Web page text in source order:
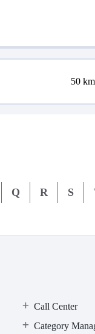
50km
Q R S
Call Center
Category